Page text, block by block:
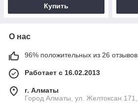
Купить
О нас
96% положительных из 26 отзывов
Работает с 16.02.2013
г. Алматы
Город Алматы, ул. Желтоксан